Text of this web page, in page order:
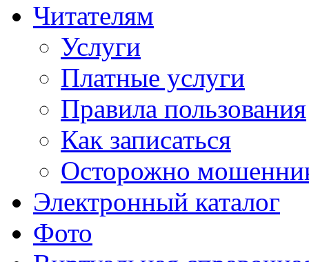
Читателям
Услуги
Платные услуги
Правила пользования
Как записаться
Осторожно
Электронный каталог
Фото